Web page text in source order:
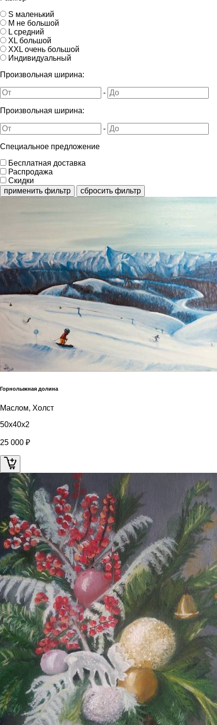
S маленький
M не большой
L средний
XL большой
XXL очень большой
Индивидуальный
Произвольная ширина:
-
Произвольная ширина:
-
Специальное предложение
Бесплатная доставка
Распродажа
Скидки
применить фильтр
сбросить фильтр
Горнолыжная долина
Маслом, Холст
50x40x2
25 000 ₽